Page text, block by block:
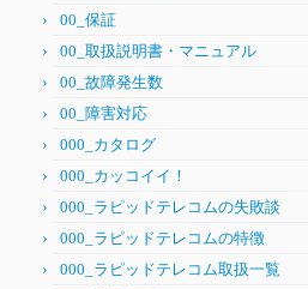
00_保証
00_取扱説明書・マニュアル
00_故障発生数
00_障害対応
000_カタログ
000_カッコイイ！
000_ラピッドテレコムの失敗談
000_ラピッドテレコムの特徴
000_ラピッドテレコム取扱一覧